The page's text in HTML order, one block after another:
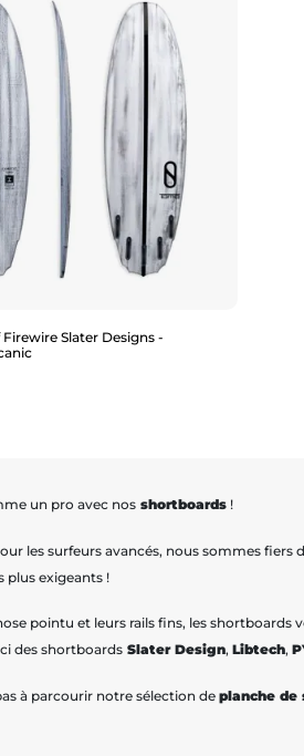
Slater Designs -
un pro avec nos shortboards !
les surfeurs avancés, nous sommes
plus exigeants !
pointu et leurs rails fins, les
des shortboards Slater Design,Libtech,
à parcourir notre sélection deplanche de